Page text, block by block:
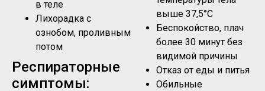
в теле
Лихорадка с
ознобом, проливным
потом
Респираторные
симптомы:
выше 37,5°C
Беспокойство, плач
более 30 минут без
видимой причины
Отказ от еды и питья
Обильные